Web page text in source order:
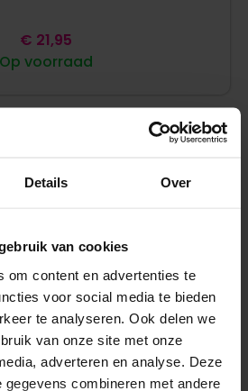
Details Over
van cookies
om content en advertenties te
voor social media te bieden
te analyseren. Ook delen we
van onze site met onze
adverteren en analyse. Deze
gegevens combineren met andere
Op voorraad
€ 21,95